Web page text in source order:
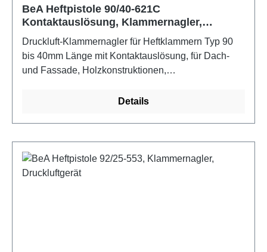
BeA Heftpistole 90/40-621C
Kontaktauslösung, Klammernagler,
Druckluftgerät
Druckluft-Klammernagler für Heftklammern Typ 90
bis 40mm Länge mit Kontaktauslösung, für Dach-
und Fassade, Holzkonstruktionen,
Möbel- und Gestellbau, Tischlerei, Zimmerei,
Magazinschnellöffnung, Wartungsfreundlichkeit,
integrierte Schalldämpfung
Details